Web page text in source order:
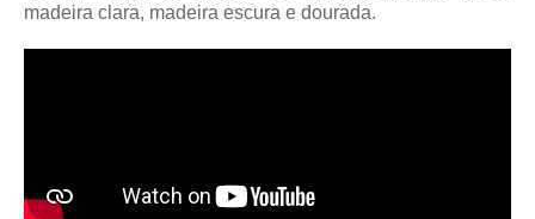
madeira clara, madeira escura e dourada.